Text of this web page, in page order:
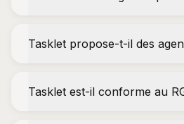
Tasklet propose-t-il des
Tasklet est-il conforme au